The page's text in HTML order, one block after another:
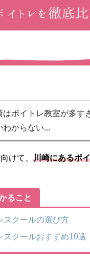
はボイトレ教室が多す
わからない...
けて、 川崎にあるボ
ること
スクールの選び方
スクールおすすめ10選